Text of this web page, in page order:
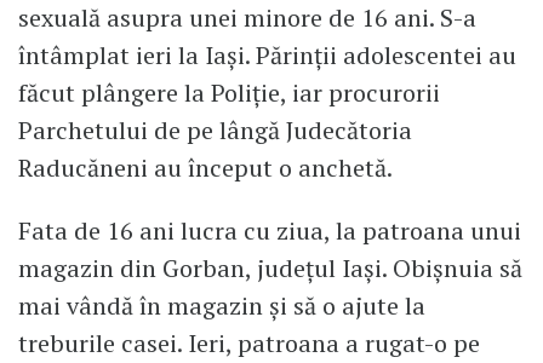
sexuală asupra unei minore de 16 ani. S-a
întâmplat ieri la Iași. Părinții adolescentei au
făcut plângere la Poliție, iar procurorii
Parchetului de pe lângă Judecătoria
Raducăneni au început o anchetă.
Fata de 16 ani lucra cu ziua, la patroana unui
magazin din Gorban, județul Iași. Obișnuia să
mai vândă în magazin și să o ajute la
treburile casei. Ieri, patroana a rugat-o pe